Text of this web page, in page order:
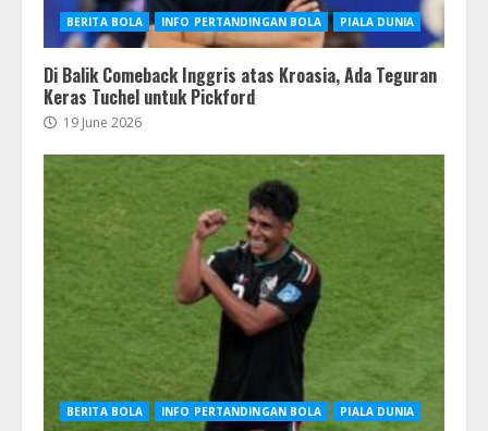
BERITA BOLA INFO PERTANDINGAN BOLA PIALA DUNIA
Di Balik Comeback Inggris atas Kroasia, Ada Teguran
Keras Tuchel untuk Pickford
19 June 2026
BERITA BOLA INFO PERTANDINGAN BOLA PIALA DUNIA